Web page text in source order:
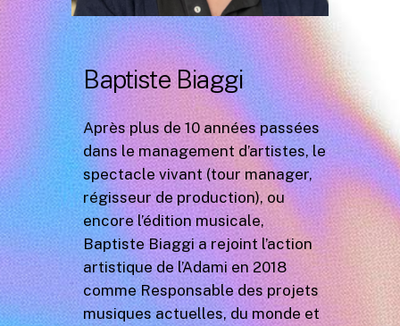
Baptiste Biaggi
Après plus de 10 années passées
dans le management d’artistes, le
spectacle vivant (tour manager,
régisseur de production), ou
encore l’édition musicale,
Baptiste Biaggi a rejoint l’action
artistique de l’Adami en 2018
comme Responsable des projets
musiques actuelles, du monde et